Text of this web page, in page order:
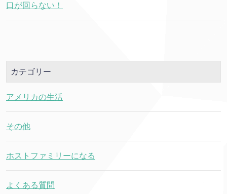
口が回らない！
カテゴリー
アメリカの生活
その他
ホストファミリーになる
よくある質問